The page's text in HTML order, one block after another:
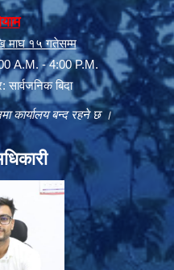
माघ १५ गतेसम्म
A.M. - 4:00 P.M.
सार्वजनिक बिदा
कार्यालय बन्द रहने छ ।